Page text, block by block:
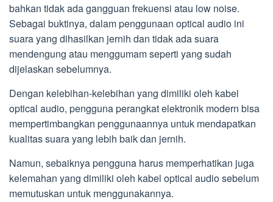
bahkan tidak ada gangguan frekuensi atau low noise.
Sebagai buktinya, dalam penggunaan optical audio ini
suara yang dihasilkan jernih dan tidak ada suara
mendengung atau menggumam seperti yang sudah
dijelaskan sebelumnya.
Dengan kelebihan-kelebihan yang dimiliki oleh kabel
optical audio, pengguna perangkat elektronik modern bisa
mempertimbangkan penggunaannya untuk mendapatkan
kualitas suara yang lebih baik dan jernih.
Namun, sebaiknya pengguna harus memperhatikan juga
kelemahan yang dimiliki oleh kabel optical audio sebelum
memutuskan untuk menggunakannya.